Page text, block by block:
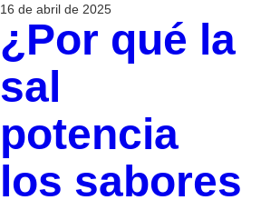
16 de abril de 2025
¿Por qué la
sal
potencia
los sabores